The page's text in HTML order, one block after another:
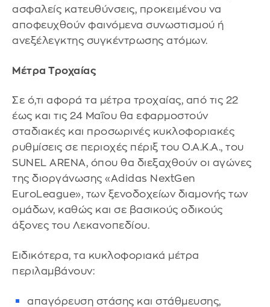
ασφαλείς κατευθύνσεις, προκειμένου να
αποφευχθούν φαινόμενα συνωστισμού ή
ανεξέλεγκτης συγκέντρωσης ατόμων.
Μέτρα Τροχαίας
Σε ό,τι αφορά τα μέτρα τροχαίας, από τις 22
έως και τις 24 Μαΐου θα εφαρμοστούν
σταδιακές και προσωρινές κυκλοφοριακές
ρυθμίσεις σε περιοχές πέριξ του Ο.Α.Κ.Α., του
SUNEL ARENA, όπου θα διεξαχθούν οι αγώνες
της διοργάνωσης «Adidas NextGen
EuroLeague», των ξενοδοχείων διαμονής των
ομάδων, καθώς και σε βασικούς οδικούς
άξονες του Λεκανοπεδίου.
Ειδικότερα, τα κυκλοφοριακά μέτρα
περιλαμβάνουν:
απαγόρευση στάσης και στάθμευσης,